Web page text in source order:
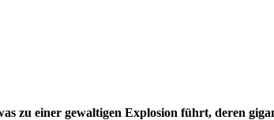
zu einer gewaltigen Explosion führt, deren